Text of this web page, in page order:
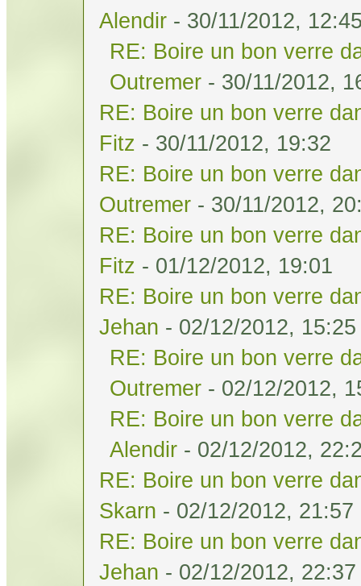
Alendir - 30/11/2012,
RE: Boire un bon verre
Outremer - 30/11/2012,
RE: Boire un bon verre
Fitz - 30/11/2012, 19:32
RE: Boire un bon verre
Outremer - 30/11/2012,
RE: Boire un bon verre
Fitz - 01/12/2012, 19:01
RE: Boire un bon verre
Jehan - 02/12/2012, 15:25
RE: Boire un bon verre
Outremer - 02/12/2012,
RE: Boire un bon verre
Alendir - 02/12/2012,
RE: Boire un bon verre
Skarn - 02/12/2012, 21:57
RE: Boire un bon verre
Jehan - 02/12/2012, 22:37